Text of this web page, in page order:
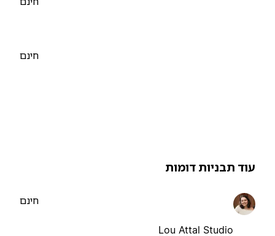
תבניות דומות
Lou Attal Studio